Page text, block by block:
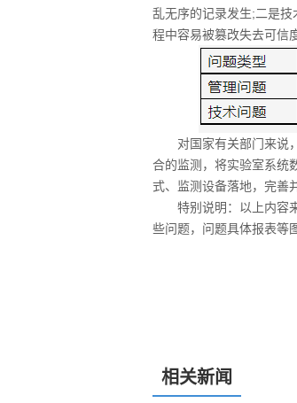
乱无序的记录发生;二是
程中容易被篡改失去可信
对国家有关部门来说，
合的监测，将实验室系统
式、监测设备落地，完善
特别说明：以上内容来
些问题，问题具体报表等
相关新闻